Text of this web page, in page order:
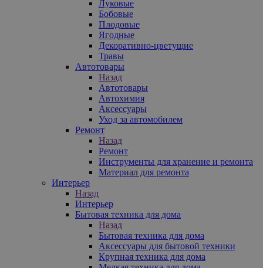
Луковые
Бобовые
Плодовые
Ягодные
Декоративно-цветущие
Травы
Автотовары
Назад
Автотовары
Автохимия
Аксессуары
Уход за автомобилем
Ремонт
Назад
Ремонт
Инструменты для хранение и ремонта
Материал для ремонта
Интерьер
Назад
Интерьер
Бытовая техника для дома
Назад
Бытовая техника для дома
Аксессуары для бытовой техники
Крупная техника для дома